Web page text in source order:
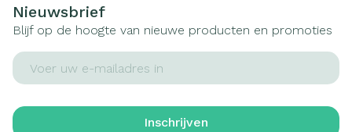
Nieuwsbrief
Blijf op de hoogte van nieuwe producten en promoties
E-mail adres
Inschrijven